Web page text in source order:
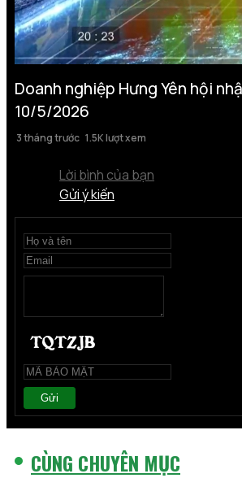
Doanh nghiệp Hưng Yên hội
10/5/2026
3 tháng trước 1.5K lượt xem
Lời bình của bạn
Gửi ý kiến
Gửi
CÙNG CHUYÊN MỤC